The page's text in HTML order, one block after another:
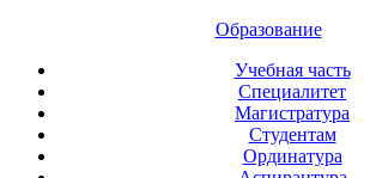
Образование
Учебная часть
Специалитет
Магистратура
Студентам
Ординатура